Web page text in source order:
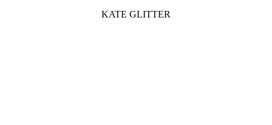
KATE GLITTER